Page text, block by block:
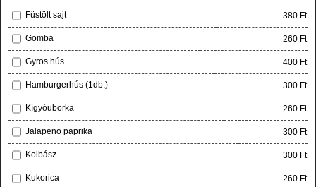
Füstölt sajt 380 Ft
Gomba 260 Ft
Gyros hús 400 Ft
Hamburgerhús (1db.) 300 Ft
Kígyóuborka 260 Ft
Jalapeno paprika 300 Ft
Kolbász 300 Ft
Kukorica 260 Ft